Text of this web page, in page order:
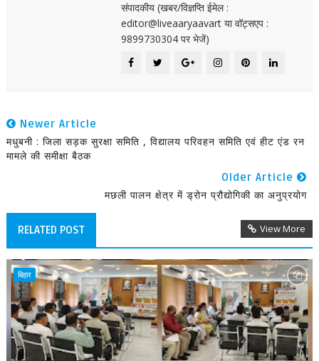
संपादकीय (खबर/विज्ञप्ति ईमेल :
editor@liveaaryaavart या वॉट्सएप :
9899730304 पर भेजें)
Newer Article
मधुबनी : जिला सड़क सुरक्षा समिति , विद्यालय परिवहन समिति एवं हीट एंड रन
मामले की समीक्षा बैठक
Older Article
मछली पालन क्षेत्र में ड्रोन प्रौद्योगिकी का अनुप्रयोग
RELATED POST View More
बिहार